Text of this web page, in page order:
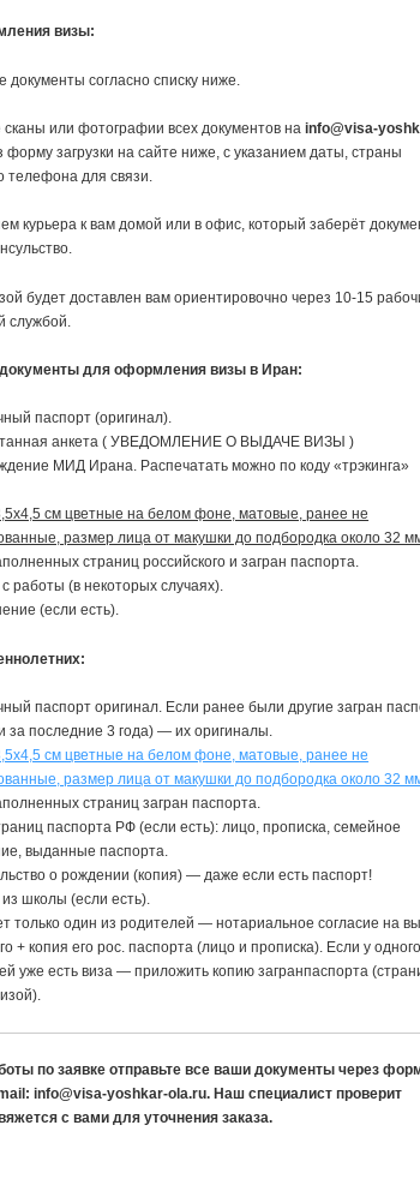
визы:
документы согласно списку ниже.
сканы или фотографии всех документов наinfo@visa-
форму загрузки на сайте ниже, с указанием даты, страны
телефона для связи.
курьера к вам домой или в офис, который заберёт
будет доставлен вам ориентировочно через 10-15
службой.
для оформления визы в Иран:
паспорт (оригинал).
анкета ( УВЕДОМЛЕНИЕ О ВЫДАЧЕ ВИЗЫ )
МИД Ирана. Распечатать можно по коду «трэкинга»
см цветные на белом фоне, матовые, ранее не
размер лица от макушки до подбородка около 32
страниц российского и загран паспорта.
работы (в некоторых случаях).
(если есть).
паспорт оригинал. Если ранее были другие загран
за последние 3 года) — их оригиналы.
см цветные на белом фоне, матовые, ранее не
размер лица от макушки до подбородка около 32
страниц загран паспорта.
паспорта РФ (если есть): лицо, прописка, семейное
выданные паспорта.
во о рождении (копия) — даже если есть паспорт!
из школы (если есть).
только один из родителей — нотариальное согласиена в
+ копия его рос. паспорта (лицо и прописка). Если у
уже есть виза — приложить копию загранпаспорта
по заявке отправьте все ваши документы через
info@visa-yoshkar-ola.ru. Наш специалист проверит
с вами для уточнения заказа.